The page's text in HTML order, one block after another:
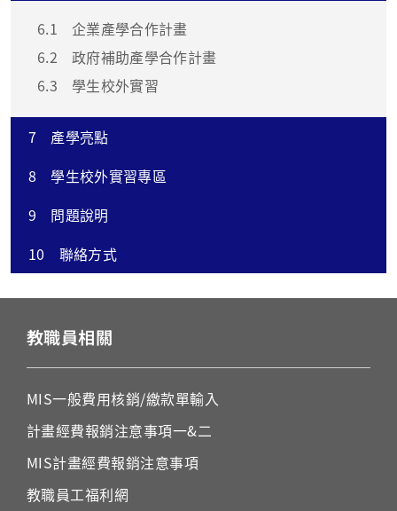
6.1
企業產學合作計畫
6.2
政府補助產學合作計畫
6.3
學生校外實習
7
產學亮點
8
學生校外實習專區
9
問題說明
10
聯絡方式
教職員相關
MIS一般費用核銷/繳款單輸入
計畫經費報銷注意事項一&二
MIS計畫經費報銷注意事項
教職員工福利網